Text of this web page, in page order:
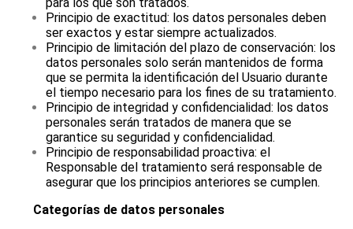
Principio de exactitud: los datos personales deben
ser exactos y estar siempre actualizados.
Principio de limitación del plazo de conservación: los
datos personales solo serán mantenidos de forma
que se permita la identificación del Usuario durante
el tiempo necesario para los fines de su tratamiento.
Principio de integridad y confidencialidad: los datos
personales serán tratados de manera que se
garantice su seguridad y confidencialidad.
Principio de responsabilidad proactiva: el
Responsable del tratamiento será responsable de
asegurar que los principios anteriores se cumplen.
Categorías de datos personales